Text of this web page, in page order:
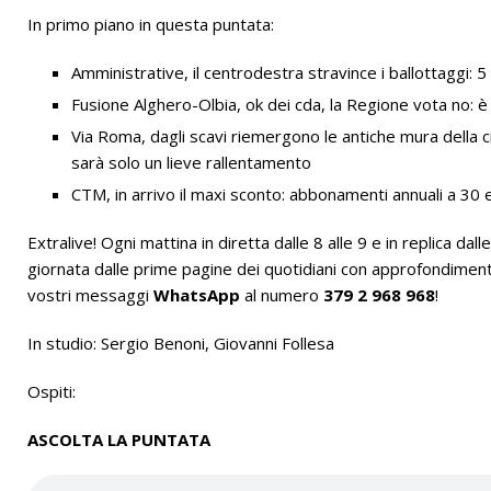
[ 28/07/2026 ] Albergo Savoia :: Simone Azzu al Radio X
In primo piano in questa puntata:
Amministrative, il centrodestra stravince i ballottaggi: 5
Fusione Alghero-Olbia, ok dei cda, la Regione vota no:
Via Roma, dagli scavi riemergono le antiche mura della
sarà solo un lieve rallentamento
CTM, in arrivo il maxi sconto: abbonamenti annuali a 30
Extralive! Ogni mattina in diretta dalle 8 alle 9 e in replica
giornata dalle prime pagine dei quotidiani con
vostri messaggi WhatsApp al numero 379 2 968 968!
In studio: Sergio Benoni, Giovanni Follesa
Ospiti:
ASCOLTA LA PUNTATA